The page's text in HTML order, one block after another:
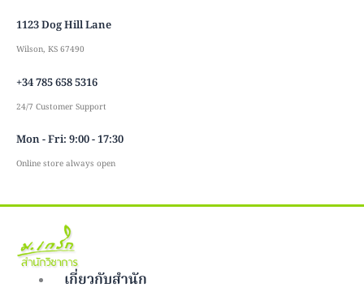
content
1123 Dog Hill Lane
Wilson, KS 67490
+34 785 658 5316
24/7 Customer Support
Mon - Fri: 9:00 - 17:30
Online store always open
เกี่ยวกับสำนัก